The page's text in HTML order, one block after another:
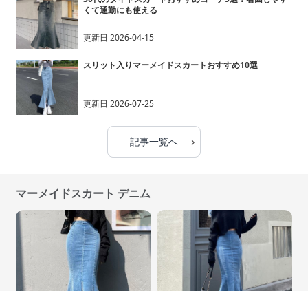
くて通勤にも使える
更新日 2026-04-15
スリット入りマーメイドスカートおすすめ10選
更新日 2026-07-25
記事一覧へ ›
マーメイドスカート デニム